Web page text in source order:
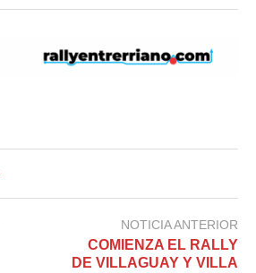
NOTICIA ANTERIOR
COMIENZA EL RALLY
DE VILLAGUAY Y VILLA